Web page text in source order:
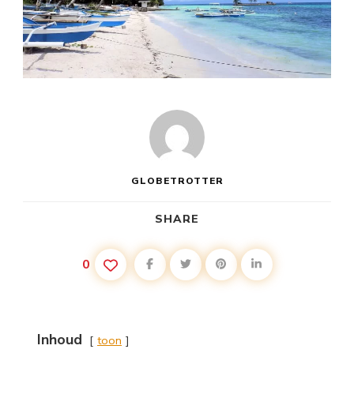
GLOBETROTTER
SHARE
0
Inhoud toon